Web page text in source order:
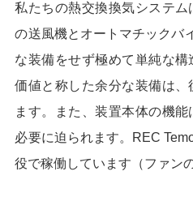
私たちの熱交換換気システ
の送風機とオートマチックバ
な装備をせず極めて単純な
価値と称した余分な装備は、
ます。また、装置本体の機
必要に迫られます。REC
役で稼働しています（ファン